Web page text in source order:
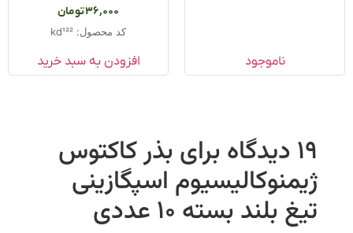
ناموجود
36,000تومان
کد محصول: kd122
افزودن به سبد خرید
بذر کاکتوس
ژیمنوکالیسیوم اسپگازینی
تیغ بلند بسته ۱۰ عددی